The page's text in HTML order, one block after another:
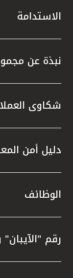
الاستدامة
نبذة عن
شكاوى
دليل أمن
الوظائف
رقم